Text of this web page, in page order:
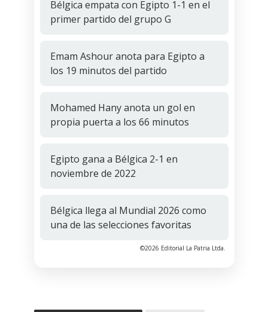
Bélgica empata con Egipto 1-1 en el
primer partido del grupo G
Emam Ashour anota para Egipto a
los 19 minutos del partido
Mohamed Hany anota un gol en
propia puerta a los 66 minutos
Egipto gana a Bélgica 2-1 en
noviembre de 2022
Bélgica llega al Mundial 2026 como
una de las selecciones favoritas
©2026 Editorial La Patria Ltda.